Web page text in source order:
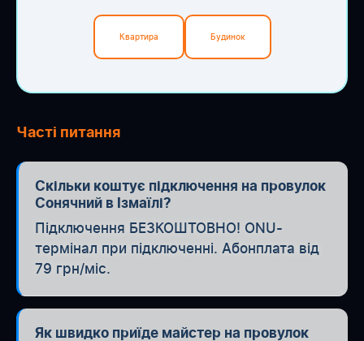
Квартира Будинок
Часті питання
Скільки коштує підключення на провулок
Сонячний в Ізмаїлі?
Підключення БЕЗКОШТОВНО! ONU-
термінал при підключенні. Абонплата від
79 грн/міс.
Як швидко приїде майстер на провулок